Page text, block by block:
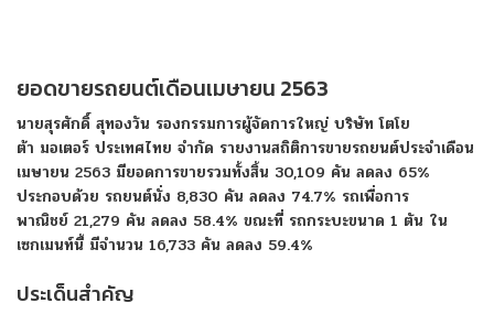
ยอดขายรถยนต์เดือนเมษายน 2563
นายสุรศักดิ์ สุทองวัน รองกรรมการผู้จัดการใหญ่ บริษัท โตโย
ต้า มอเตอร์ ประเทศไทย จำกัด รายงานสถิติการขายรถยนต์ประจำเดือน
เมษายน 2563 มียอดการขายรวมทั้งสิ้น 30,109 คัน ลดลง 65%
ประกอบด้วย รถยนต์นั่ง 8,830 คัน ลดลง 74.7% รถเพื่อการ
พาณิชย์ 21,279 คัน ลดลง 58.4% ขณะที่ รถกระบะขนาด 1 ตัน ใน
เซกเมนท์นี้ มีจำนวน 16,733 คัน ลดลง 59.4%
ประเด็นสำคัญ